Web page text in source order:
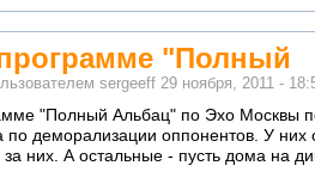
"Полный
sergeeff 29 ноября, 2011 -
"Полный Альбац" по Эхо Москвы
по деморализации оппонентов. У
за них. А остальные - пусть дома на